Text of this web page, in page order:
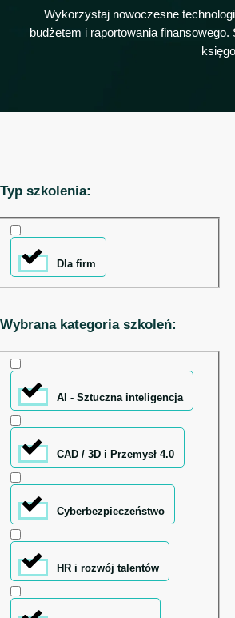
Wykorzystaj nowoczesne
budżetem i raportowania
Typ szkolenia:
Dla firm
Wybrana kategoria szkoleń:
AI - Sztuczna inteligencja
CAD / 3D i Przemysł 4.0
Cyberbezpieczeństwo
HR i rozwój talentów